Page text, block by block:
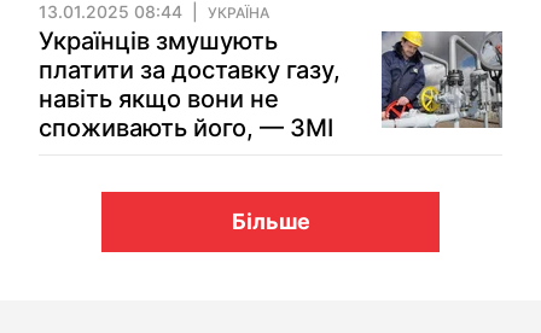
13.01.2025 08:44 УКРАЇНА
Українців змушують
платити за доставку газу,
навіть якщо вони не
споживають його, — ЗМІ
Більше